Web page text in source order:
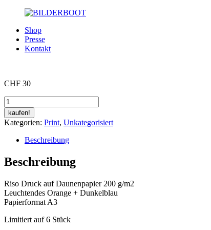
Shop
Presse
Kontakt
CHF 30
Riso
ZÜNDER
–
ZUNDER
Menge
kaufen!
Kategorien: Print, Unkategorisiert
Beschreibung
Beschreibung
Riso Druck auf Daunenpapier 200 g/m2
Leuchtendes Orange + Dunkelblau
Papierformat A3
Limitiert auf 6 Stück